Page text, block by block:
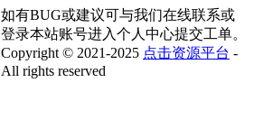
如有BUG或建议可与我们在线联系或
登录本站账号进入个人中心提交工单。
Copyright © 2021-2025 点击资源平台 -
All rights reserved